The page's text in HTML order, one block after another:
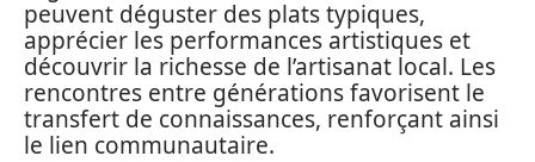
peuvent déguster des plats typiques,
apprécier les performances artistiques et
découvrir la richesse de l’artisanat local. Les
rencontres entre générations favorisent le
transfert de connaissances, renforçant ainsi
le lien communautaire.